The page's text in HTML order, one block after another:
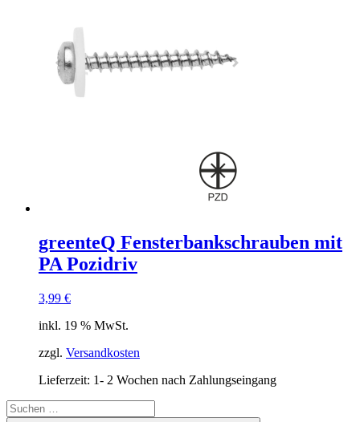
greenteQ Fensterbankschrauben mit
PA Pozidriv
3,99 €
inkl. 19 % MwSt.
zzgl. Versandkosten
Lieferzeit: 1- 2 Wochen nach Zahlungseingang
Suchen